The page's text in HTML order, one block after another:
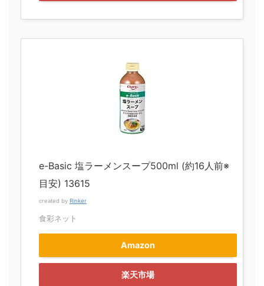
e-Basic 塩ラーメンスープ500ml (約16人前※
目安) 13615
created by Rinker
食彩ネット
Amazon
楽天市場